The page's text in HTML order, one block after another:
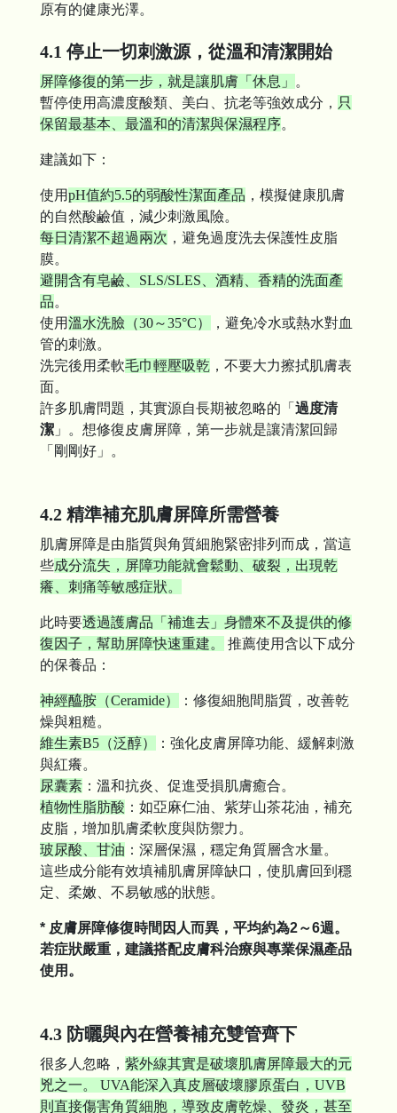
原有的健康光澤。
4.1 停止一切刺激源，從溫和清潔開始
屏障修復的第一步，就是讓肌膚「休息」
。
暫停使用高濃度酸類、美白、抗老等強效成分， 只
保留最基本、最溫和的清潔與保濕程序。
建議如下：
使用pH值約5.5的弱酸性潔面產品 ，模擬健康肌膚
的自然酸鹼值，減少刺激風險。
每日清潔不超過兩次 ，避免過度洗去保護性皮脂
膜。
避開含有皂鹼、SLS/SLES、酒精、香精的洗面產
品。
使用溫水洗臉（30～35°C）
，避免冷水或熱水對血
管的刺激。
洗完後用柔軟毛巾輕壓吸乾 ，不要大力擦拭肌膚表
面。
許多肌膚問題，其實源自長期被忽略的「 過度清
潔 」。想修復皮膚屏障，第一步就是讓清潔回歸
「剛剛好」。
4.2 精準補充肌膚屏障所需營養
肌膚屏障是由脂質與角質細胞緊密排列而成，當這
些成分流失，屏障功能就會鬆動、破裂，出現乾
癢、刺痛等敏感症狀。
此時要透過護膚品「補進去」身體來不及提供的修
復因子，幫助屏障快速重建。
推薦使用含以下成分
的保養品：
神經醯胺（Ceramide）
：修復細胞間脂質，改善乾
燥與粗糙。
維生素B5（泛醇）
：強化皮膚屏障功能、緩解刺激
與紅癢。
尿囊素 ：溫和抗炎、促進受損肌膚癒合。
植物性脂肪酸 ：如亞麻仁油、紫芽山茶花油，補充
皮脂，增加肌膚柔軟度與防禦力。
玻尿酸、甘油 ：深層保濕，穩定角質層含水量。
這些成分能有效填補肌膚屏障缺口，使肌膚回到穩
定、柔嫩、不易敏感的狀態。
* 皮膚屏障修復時間因人而異，平均約為2～6週。
若症狀嚴重，建議搭配皮膚科治療與專業保濕產品
使用。
4.3 防曬與內在營養補充雙管齊下
很多人忽略， 紫外線其實是破壞肌膚屏障最大的元
兇之一。 UVA能深入真皮層破壞膠原蛋白，UVB
則直接傷害角質細胞，導致皮膚乾燥、發炎，甚至